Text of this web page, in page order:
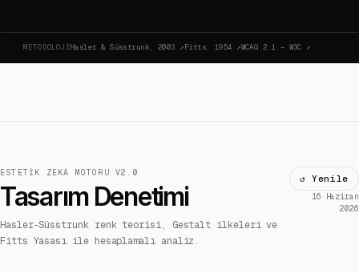
METODOLOJIHasler & Süsstrunk, 2003 ↗Fitts, 1954 ↗WCAG 2.1 — W3C ↗
ESTETIK ZEKA MOTORU V2.0
Tasarım Denetimi
Hasler-Süsstrunk renk teorisi, Gestalt ilkeleri ve
Fitts Yasası ile hesaplamalı analiz.
↺ Yenile
16 Haziran
2026